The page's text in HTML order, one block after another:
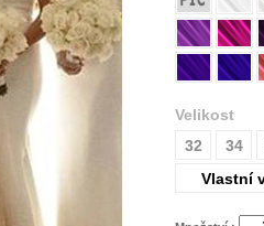
Velikost
32
34
Vlastní